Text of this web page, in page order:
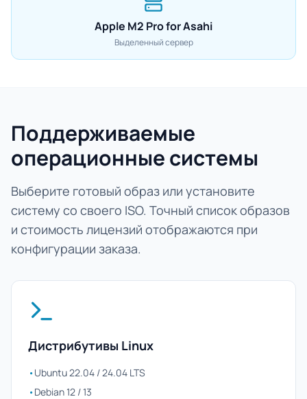
Apple M2 Pro for Asahi
Выделенный сервер
Поддерживаемые
операционные системы
Выберите готовый образ или установите
систему со своего ISO. Точный список образов
и стоимость лицензий отображаются при
конфигурации заказа.
Дистрибутивы Linux
•Ubuntu 22.04 / 24.04 LTS
•Debian 12 / 13